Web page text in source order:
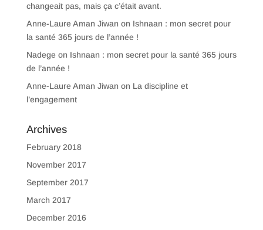
changeait pas, mais ça c’était avant.
Anne-Laure Aman Jiwan on Ishnaan : mon secret pour
la santé 365 jours de l’année !
Nadege on Ishnaan : mon secret pour la santé 365 jours
de l’année !
Anne-Laure Aman Jiwan on La discipline et
l’engagement
Archives
February 2018
November 2017
September 2017
March 2017
December 2016